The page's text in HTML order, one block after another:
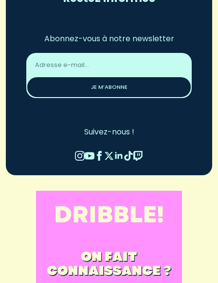
Abonnez-vous à notre newsletter
Adresse
email
JE M’ABONNE
Suivez-nous !